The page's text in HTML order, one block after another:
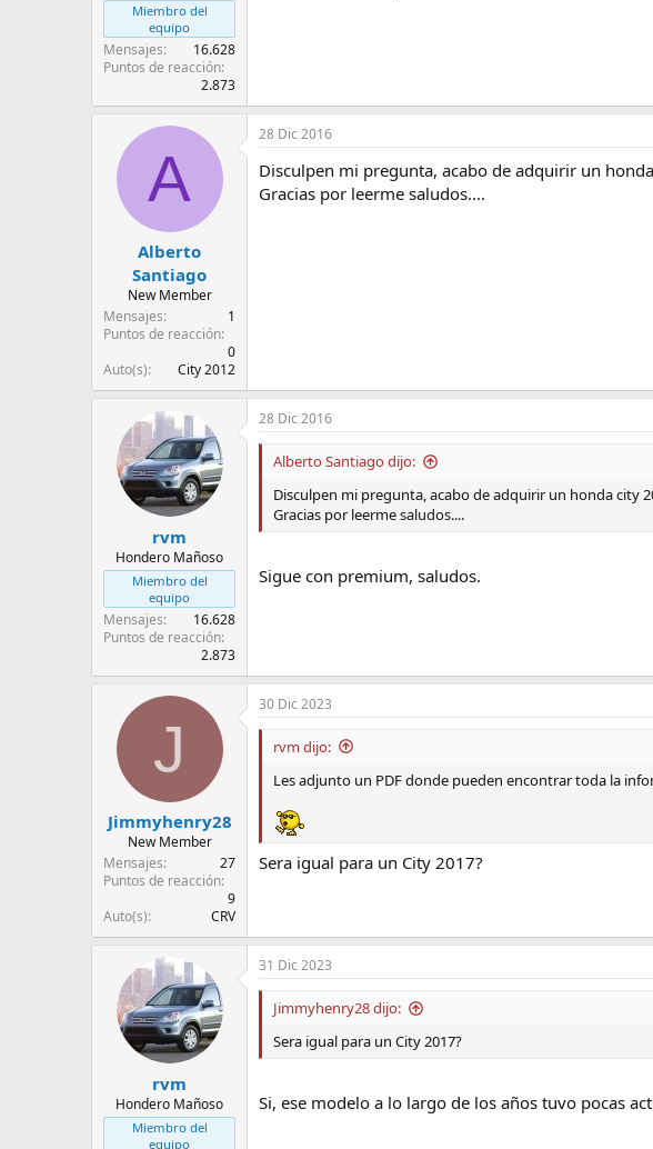
Miembro del
equipo
Mensajes
16.628
Puntos de reacción
2.873
A
Alberto
Santiago
New Member
Mensajes
1
Puntos de reacción
0
Auto(s)
City 2012
28 Dic 2016
Disculpen mi pregunta, acabo de adquirir un
Gracias por leerme saludos....
rvm
Hondero Mañoso
Miembro del
equipo
Mensajes
16.628
Puntos de reacción
2.873
28 Dic 2016
Alberto Santiago dijo:
Disculpen mi pregunta, acabo de adquirir un honda city
Gracias por leerme saludos....
Sigue con premium, saludos.
J
Jimmyhenry28
New Member
Mensajes
27
Puntos de reacción
9
Auto(s)
CRV
30 Dic 2023
rvm dijo:
Les adjunto un PDF donde pueden encontrar toda la
Sera igual para un City 2017?
rvm
Hondero Mañoso
Miembro del
equipo
31 Dic 2023
Jimmyhenry28 dijo:
Sera igual para un City 2017?
Si, ese modelo a lo largo de los años tuvo pocas